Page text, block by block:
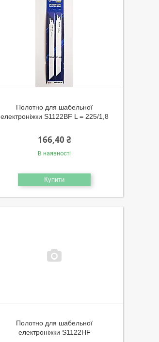
Полотно для шабельної
електроніжки S1122BF L = 225/1,8
166,40 ₴
В наявності
Купити
Полотно для шабельної
електроніжки S1122HF